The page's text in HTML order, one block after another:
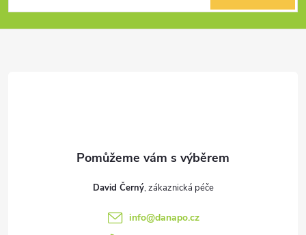
y
p
David Černý
info@danapo.cz